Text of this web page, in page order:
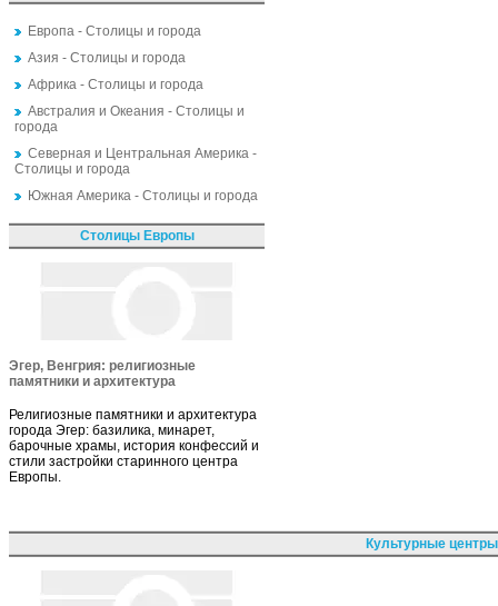
Европа - Столицы и города
Азия - Столицы и города
Африка - Столицы и города
Австралия и Океания - Столицы и
города
Северная и Центральная Америка -
Столицы и города
Южная Америка - Столицы и города
Столицы Европы
Эгер, Венгрия: религиозные
памятники и архитектура
Религиозные памятники и архитектура
города Эгер: базилика, минарет,
барочные храмы, история конфессий и
стили застройки старинного центра
Европы.
Культурные